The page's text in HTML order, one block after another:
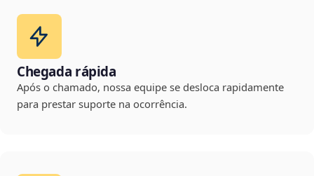
Chegada rápida
Após o chamado, nossa equipe se desloca rapidamente
para prestar suporte na ocorrência.